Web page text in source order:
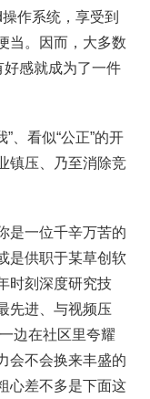
作系统，享受到
当。因而，大多数
好感就成为了一件
、看似“公正”的开
镇压、乃至消除竞
是一位千辛万苦的
是供职于某草创软
时刻深度研究技
先进、与视频压
边在社区里夸耀
会不会换来丰盛的
心差不多是下面这